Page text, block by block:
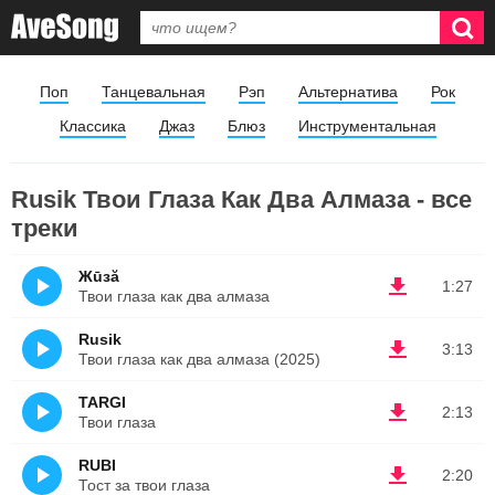
Поп Танцевальная Рэп Альтернатива
Рок
Классика
Джаз Блюз Инструментальная
Rusik Твои Глаза Как Два Алмаза - все
треки
1:27
Жūзă
Твои глаза как два алмаза
3:13
Rusik
Твои глаза как два алмаза (2025)
2:13
TARGI
Твои глаза
2:20
RUBI
Тост за твои глаза